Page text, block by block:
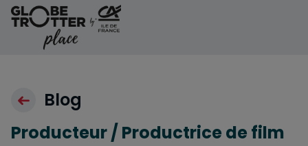
Aller au contenu
Blog
Producteur / Productrice de film